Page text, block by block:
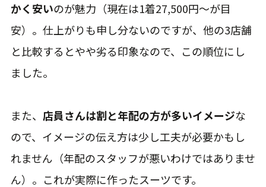
かく安いのが魅力（現在は1着27,500円〜が目
安）。仕上がりも申し分ないのですが、他の3店舗
と比較するとやや劣る印象なので、この順位にし
ました。
また、 店員さんは割と年配の方が多いイメージな
ので、イメージの伝え方は少し工夫が必要かもし
れません（年配のスタッフが悪いわけではありませ
ん）。これが実際に作ったスーツです。